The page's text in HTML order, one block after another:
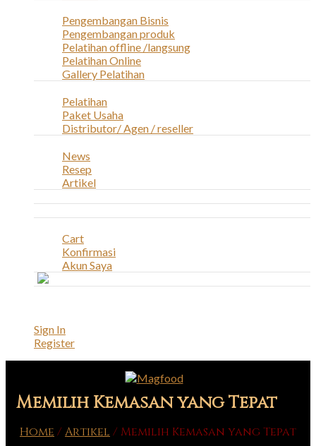
Pengembangan Bisnis
Pengembangan produk
Pelatihan offline /langsung
Pelatihan Online
Gallery Pelatihan
Pelatihan
Paket Usaha
Distributor/ Agen / reseller
News
Resep
Artikel
Cart
Konfirmasi
Akun Saya
Sign In
Register
Memilih Kemasan yang Tepat
Home / Artikel / Memilih Kemasan yang Tepat